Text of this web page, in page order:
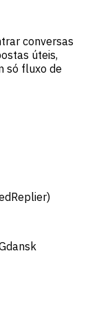
conversas
úteis,
só fluxo de